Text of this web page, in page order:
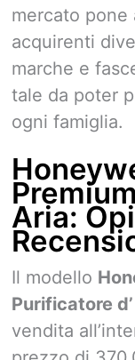
mercato pone
acquirenti
marche e
tale da poter
ogni famiglia.
Aria:
Il modello
Purificatore
vendita